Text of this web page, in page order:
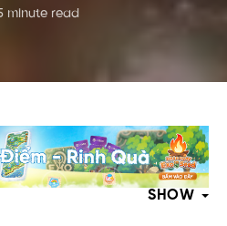
minute read
SHOW